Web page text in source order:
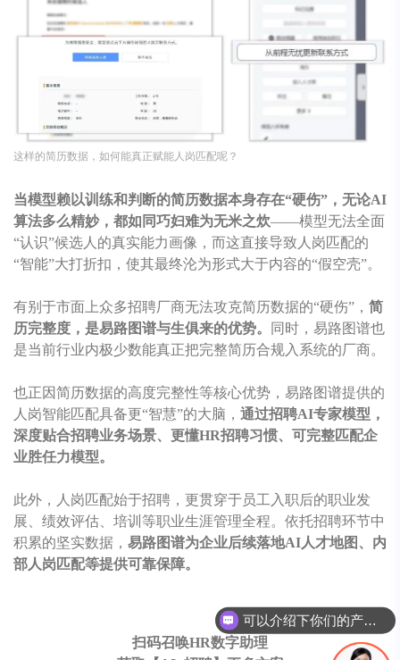
这样的简历数据，如何能真正赋能人岗匹配呢？
当模型赖以训练和判断的简历数据本身存在“硬伤”，无论AI
算法多么精妙，都如同巧妇难为无米之炊——模型无法全面
“认识”候选人的真实能力画像，而这直接导致人岗匹配的
“智能”大打折扣，使其最终沦为形式大于内容的“假空壳”。
有别于市面上众多招聘厂商无法攻克简历数据的“硬伤”， 简
历完整度，是易路图谱与生俱来的优势。
同时，易路图谱也
是当前行业内极少数能真正把完整简历合规入系统的厂商。
也正因简历数据的高度完整性等核心优势，易路图谱提供的
人岗智能匹配具备更“智慧”的大脑， 通过招聘AI专家模型，
深度贴合招聘业务场景、更懂HR招聘习惯、可完整匹配企
业胜任力模型。
此外，人岗匹配始于招聘，更贯穿于员工入职后的职业发
展、绩效评估、培训等职业生涯管理全程。依托招聘环节中
积累的坚实数据， 易路图谱为企业后续落地AI人才地图、内
部人岗匹配等提供可靠保障。
扫码召唤HR数字助理
可以介绍下你们的产品么